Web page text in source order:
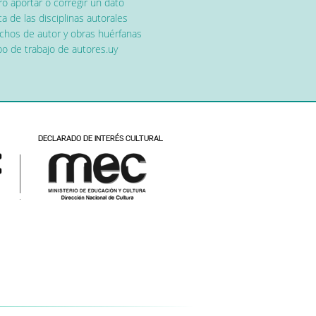
de las disciplinas autorales
de autor y obras huérfanas
de trabajo de autores.uy